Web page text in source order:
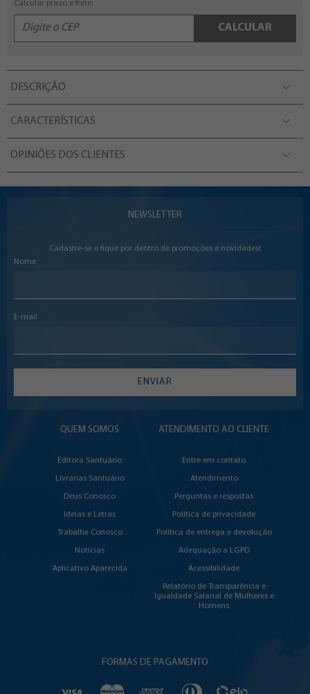
Calcular prazo e frete:
CALCULAR
DESCRIÇÃO
CARACTERÍSTICAS
OPINIÕES DOS CLIENTES
NEWSLETTER
Cadastre-se e fique por dentro de promoções e novidades!
Nome
E-mail
ENVIAR
QUEM SOMOS
Editora Santuário
Livrarias Santuário
Deus Conosco
Ideias e Letras
Trabalhe Conosco
Notícias
Aplicativo Aparecida
ATENDIMENTO AO CLIENTE
Entre em contato
Atendimento
Perguntas e respostas
Política de privacidade
Política de entrega e devolução
Adequação a LGPD
Acessibilidade
Relatório de Transparência e
Igualdade Salarial de Mulheres e
Homens
FORMAS DE PAGAMENTO